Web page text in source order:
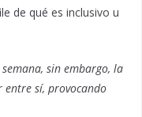
de qué es inclusivo u
sin embargo, la
entre sí, provocando